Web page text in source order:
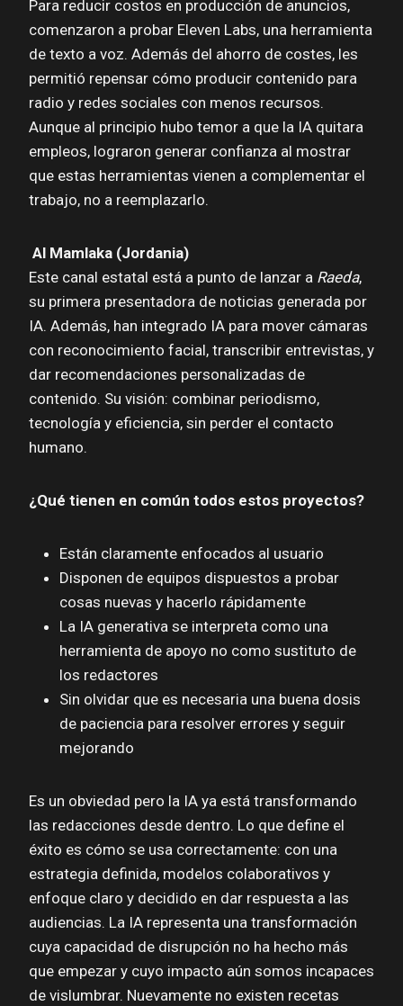
Para reducir costos en producción de anuncios,
comenzaron a probar Eleven Labs, una herramienta
de texto a voz. Además del ahorro de costes, les
permitió repensar cómo producir contenido para
radio y redes sociales con menos recursos.
Aunque al principio hubo temor a que la IA quitara
empleos, lograron generar confianza al mostrar
que estas herramientas vienen a complementar el
trabajo, no a reemplazarlo.
Al Mamlaka (Jordania)
Este canal estatal está a punto de lanzar a Raeda,
su primera presentadora de noticias generada por
IA. Además, han integrado IA para mover cámaras
con reconocimiento facial, transcribir entrevistas, y
dar recomendaciones personalizadas de
contenido. Su visión: combinar periodismo,
tecnología y eficiencia, sin perder el contacto
humano.
¿Qué tienen en común todos estos proyectos?
Están claramente enfocados al usuario
Disponen de equipos dispuestos a probar
cosas nuevas y hacerlo rápidamente
La IA generativa se interpreta como una
herramienta de apoyo no como sustituto de
los redactores
Sin olvidar que es necesaria una buena dosis
de paciencia para resolver errores y seguir
mejorando
Es un obviedad pero la IA ya está transformando
las redacciones desde dentro. Lo que define el
éxito es cómo se usa correctamente: con una
estrategia definida, modelos colaborativos y
enfoque claro y decidido en dar respuesta a las
audiencias. La IA representa una transformación
cuya capacidad de disrupción no ha hecho más
que empezar y cuyo impacto aún somos incapaces
de vislumbrar. Nuevamente no existen recetas